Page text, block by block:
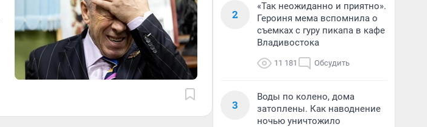
2
«Так неожиданно и приятно».
Героиня мема вспомнила о
съемках с гуру пикапа в кафе
Владивостока
11 181 Обсудить
3
Воды по колено, дома
затоплены. Как наводнение
ночью уничтожило